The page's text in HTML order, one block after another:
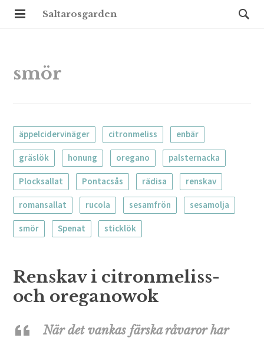
Saltarosgarden
smör
äppelcidervinäger citronmeliss enbär
gräslök honung oregano palsternacka
Plocksallat Pontacsås rädisa renskav
romansallat rucola sesamfrön sesamolja
smör Spenat sticklök
Renskav i citronmeliss-
och oreganowok
När det vankas färska råvaror har